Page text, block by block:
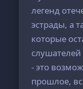
легенд
эстрады, а
которые
- это
прошлое,